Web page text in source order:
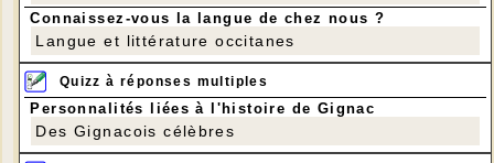
Connaissez-vous la langue de chez nous ?
Langue et littérature occitanes
Quizz à réponses multiples
Personnalités liées à l'histoire de Gignac
Des Gignacois célèbres